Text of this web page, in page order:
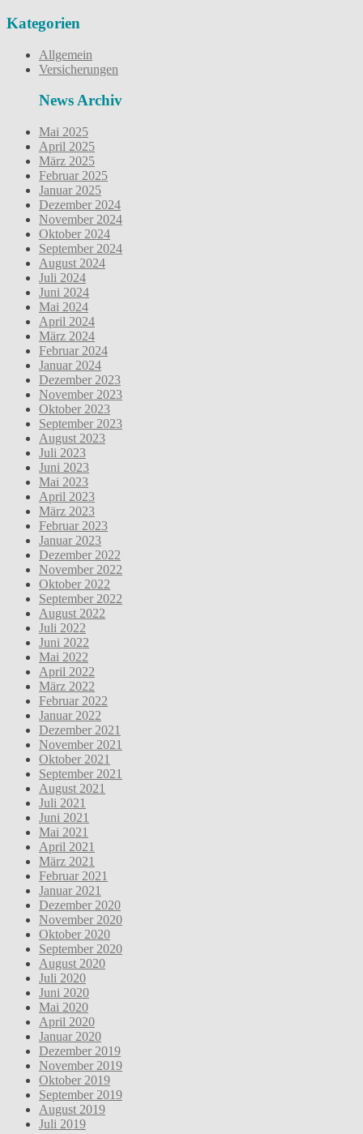
Kategorien
Allgemein
Versicherungen
News Archiv
Mai 2025
April 2025
März 2025
Februar 2025
Januar 2025
Dezember 2024
November 2024
Oktober 2024
September 2024
August 2024
Juli 2024
Juni 2024
Mai 2024
April 2024
März 2024
Februar 2024
Januar 2024
Dezember 2023
November 2023
Oktober 2023
September 2023
August 2023
Juli 2023
Juni 2023
Mai 2023
April 2023
März 2023
Februar 2023
Januar 2023
Dezember 2022
November 2022
Oktober 2022
September 2022
August 2022
Juli 2022
Juni 2022
Mai 2022
April 2022
März 2022
Februar 2022
Januar 2022
Dezember 2021
November 2021
Oktober 2021
September 2021
August 2021
Juli 2021
Juni 2021
Mai 2021
April 2021
März 2021
Februar 2021
Januar 2021
Dezember 2020
November 2020
Oktober 2020
September 2020
August 2020
Juli 2020
Juni 2020
Mai 2020
April 2020
Januar 2020
Dezember 2019
November 2019
Oktober 2019
September 2019
August 2019
Juli 2019